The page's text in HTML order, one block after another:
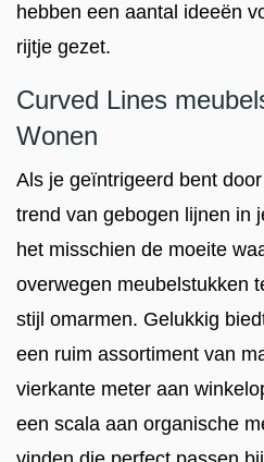
hebben een aantal ideeën
rijtje gezet.
Curved Lines
Wonen
Als je geïntrigeerd bent
trend van gebogen lijnen in
het misschien de moeite
overwegen meubelstukken
stijl omarmen. Gelukkig
een ruim assortiment van
vierkante meter aan
een scala aan organische